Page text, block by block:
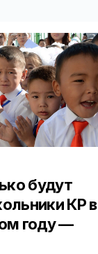
будут
КР в
году —